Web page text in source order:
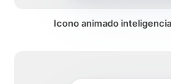
Icono animado